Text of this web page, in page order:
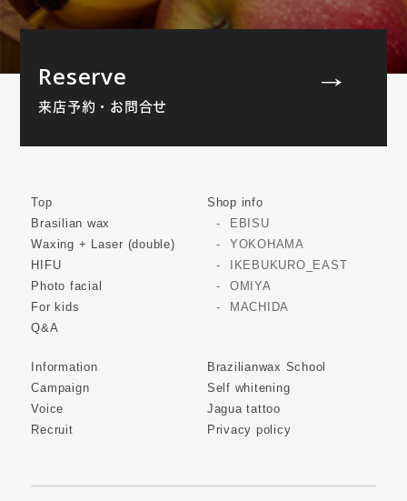
Reserve
来店予約・お問合せ
Top
Brasilian wax
Waxing + Laser (double)
HIFU
Photo facial
For kids
Q&A
Shop info
EBISU
YOKOHAMA
IKEBUKURO_EAST
OMIYA
MACHIDA
Information
Campaign
Voice
Recruit
Brazilianwax School
Self whitening
Jagua tattoo
Privacy policy